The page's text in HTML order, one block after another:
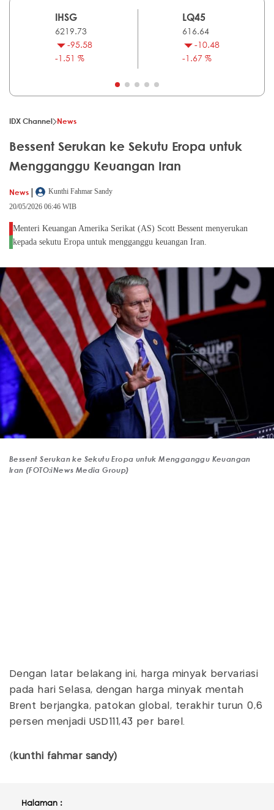
IHSG
6219.73
-95.58
-1.51 %
LQ45
616.64
-10.48
-1.67 %
IDX Channel News
Bessent Serukan ke Sekutu Eropa untuk
Mengganggu Keuangan Iran
News |
Kunthi Fahmar Sandy
20/05/2026 06:46 WIB
Menteri Keuangan Amerika Serikat (AS) Scott Bessent menyerukan
kepada sekutu Eropa untuk mengganggu keuangan Iran.
Bessent Serukan ke Sekutu Eropa untuk Mengganggu Keuangan
Iran (FOTO:iNews Media Group)
Dengan latar belakang ini, harga minyak bervariasi
pada hari Selasa, dengan harga minyak mentah
Brent berjangka, patokan global, terakhir turun 0,6
persen menjadi USD111,43 per barel.
( kunthi fahmar sandy)
Halaman :